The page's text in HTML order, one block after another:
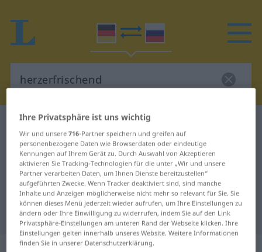
Deutsch-Russisch Wörterbuch
Deutsch-Russisch Übersetzung für
"herzerfrischend"
"herzerfrischend" Russisch
Übersetzung
„herzerfrischend“
Ihre Privatsphäre ist uns wichtig
Wir und unsere716-Partner speichern und greifen auf
personenbezogene Daten wie Browserdaten oder eindeutige
Kennungen auf Ihrem Gerät zu. Durch Auswahl von Akzeptieren
aktivieren Sie Tracking-Technologien für die unter „Wir und unsere
Partner verarbeiten Daten, um Ihnen Dienste bereitzustellen“
aufgeführten Zwecke. Wenn Tracker deaktiviert sind, sind manche
Inhalte und Anzeigen möglicherweise nicht mehr so relevant für Sie. Sie
können dieses Menü jederzeit wieder aufrufen, um Ihre Einstellungen zu
ändern oder Ihre Einwilligung zu widerrufen, indem Sie auf den Link
Privatsphäre-Einstellungen am unteren Rand der Webseite klicken. Ihre
Einstellungen gelten innerhalb unseres Website. Weitere Informationen
finden Sie in unserer Datenschutzerklärung.